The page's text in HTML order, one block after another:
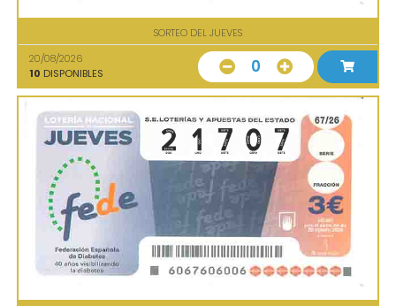
SORTEO DEL JUEVES
20/08/2026
10 DISPONIBLES 0